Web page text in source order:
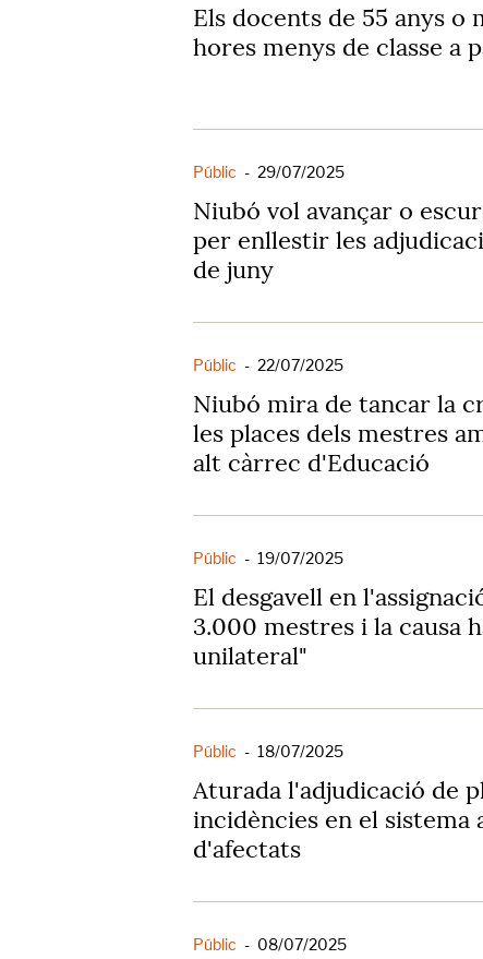
Els docents de 55 anys o
hores menys de classe a
Públic - 29/07/2025
Niubó vol avançar o
per enllestir les
de juny
Públic - 22/07/2025
Niubó mira de tancar la
les places dels mestres
alt càrrec d'Educació
Públic - 19/07/2025
El desgavell en
3.000 mestres i la causa
unilateral"
Públic - 18/07/2025
Aturada l'adjudicació de
incidències en el sistema
d'afectats
Públic - 08/07/2025